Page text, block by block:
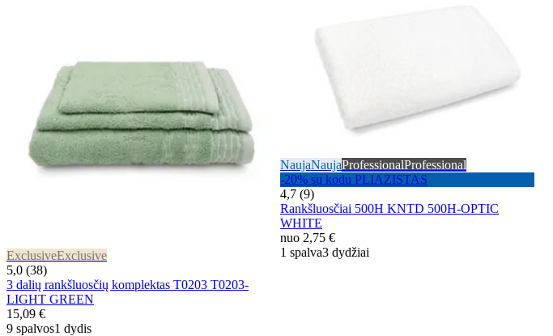
ExclusiveExclusive
5,0 (38)
3 dalių rankšluosčių komplektas T0203 T0203-
LIGHT GREEN
15,09 €
9 spalvos1 dydis
NaujaNaujaProfessionalProfessional
-20% su kodu PLIAZISTAS
4,7 (9)
Rankšluosčiai 500H KNTD 500H-OPTIC
WHITE
nuo 2,75 €
1 spalva3 dydžiai